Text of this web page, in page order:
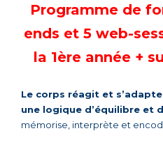
Programme de
ends et 5 web-
la 1ère année +
Le corps réagit et s’
une logique d’équilibre et
mémorise, interprète et